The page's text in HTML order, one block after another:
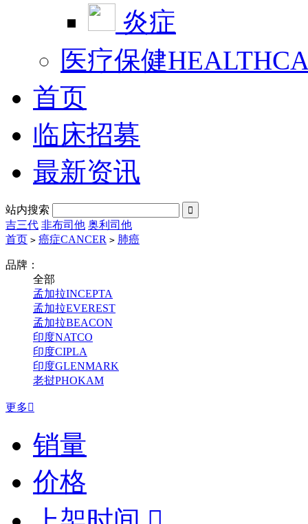
炎症
医疗保健
首页
临床招募
最新资讯
站内搜索 
吉三代 非布司他 奥利司他
首页 > 癌症CANCER > 肺癌
品牌：
全部
孟加拉INCEPTA
孟加拉EVEREST
孟加拉BEACON
印度NATCO
印度CIPLA
印度GLENMARK
老挝PHOKAM
更多
销量
价格